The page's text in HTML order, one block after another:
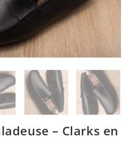
– Clarks en